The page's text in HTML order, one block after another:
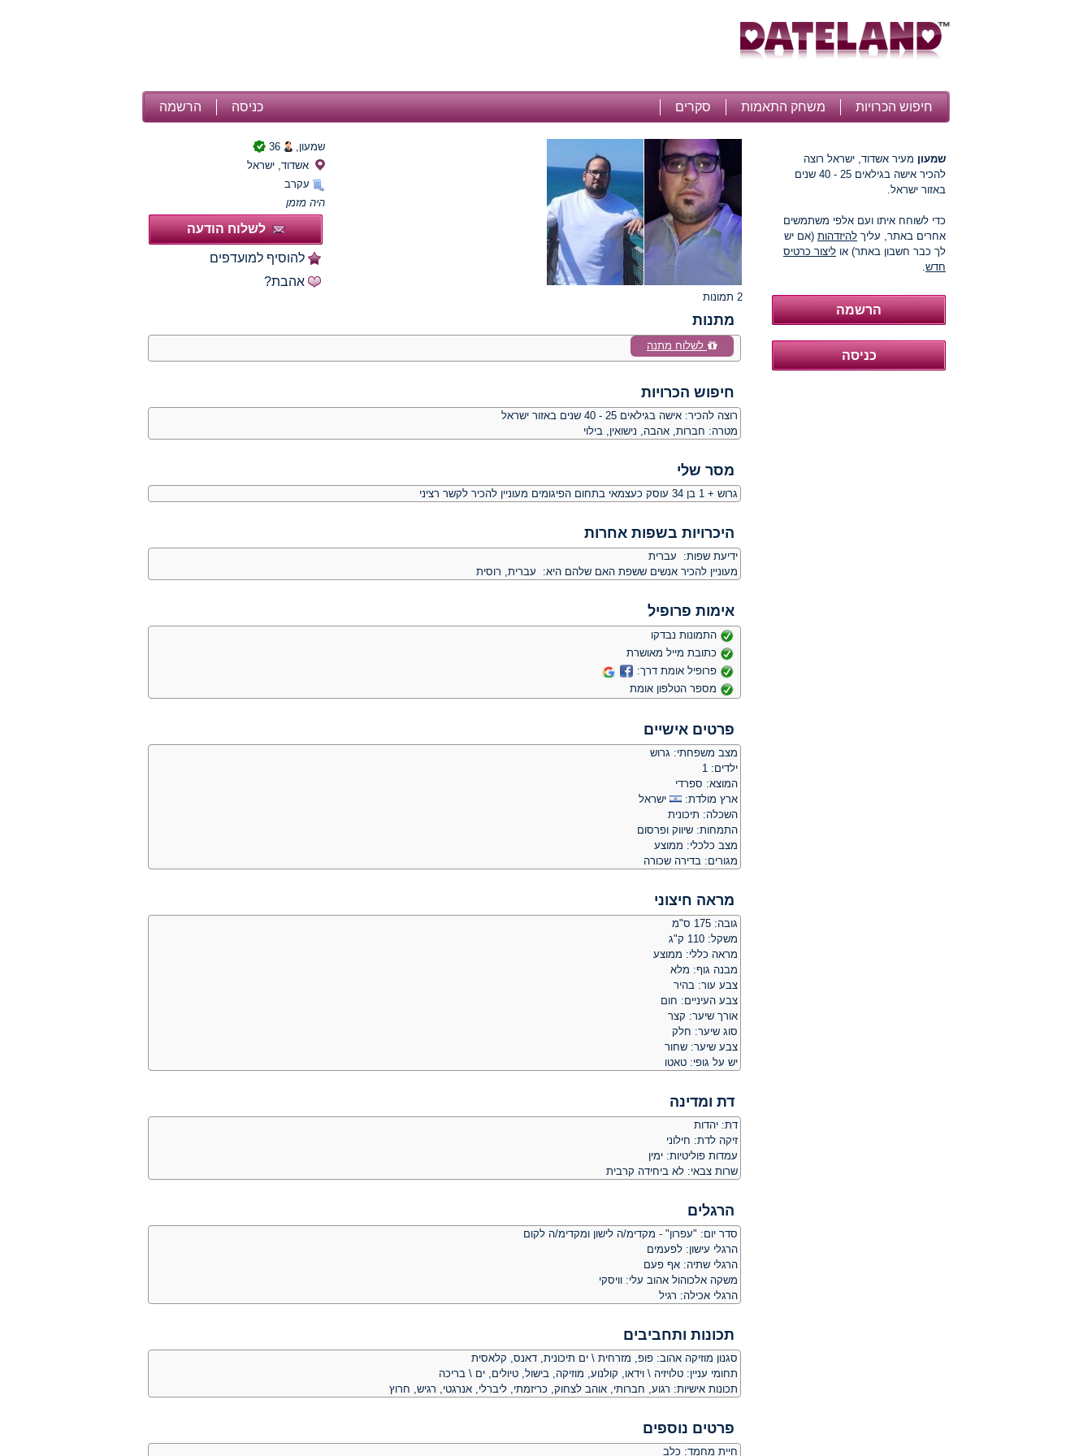
חיפוש הכרויות משחק התאמות סקרים הרשמה כניסה
שמעון מעיר אשדוד, ישראל רוצה
להכיר אישה בגילאים 25 - 40 שנים
באזור ישראל.
כדי לשוחח איתו ועם אלפי משתמשים
אחרים באתר, עליך להיזדהות (אם יש
לך כבר חשבון באתר) או ליצור כרטיס
חדש.
2 תמונות
שמעון,
36
אשדוד, ישראל
עקרב
היה מזמן
לשלוח הודעה
להוסיף למועדפים
אהבת?
מתנות
לשלוח מתנה
חיפוש הכרויות
רוצה להכיר: אישה בגילאים 25 - 40 שנים באזור ישראל
מטרה: חברות, אהבה, נישואין, בילוי
מסר שלי
גרוש + 1 בן 34 עוסק כעצמאי בתחום הפיגומים מעוניין להכיר לקשר רציני
היכרויות בשפות אחרות
ידיעת שפות: עברית
מעוניין להכיר אנשים ששפת האם שלהם היא: עברית, רוסית
אימות פרופיל
התמונות נבדקו
כתובת מייל מאושרת
פרופיל אומת דרך:
מספר הטלפון אומת
פרטים אישיים
מצב משפחתי: גרוש
ילדים: 1
המוצא: ספרדי
ארץ מולדת:
ישראל
השכלה: תיכונית
התמחות: שיווק ופרסום
מצב כלכלי: ממוצע
מגורים: בדירה שכורה
מראה חיצוני
גובה: 175 ס"מ
משקל: 110 ק"ג
מראה כללי: ממוצע
מבנה גוף: מלא
צבע עור: בהיר
צבע העיניים: חום
אורך שיער: קצר
סוג שיער: חלק
צבע שיער: שחור
יש על גופי: טאטו
דת ומדינה
דת: יהדות
זיקה לדת: חילוני
עמדות פוליטיות: ימין
שרות צבאי: לא ביחידה קרבית
הרגלים
סדר יום: "עפרון" - מקדימ/ה לישון ומקדימ/ה לקום
הרגלי עישון: לפעמים
הרגלי שתיה: אף פעם
משקה אלכוהול אהוב עלי: וויסקי
הרגלי אכילה: רגיל
תכונות ותחביבים
סגנון מוזיקה אהוב: פופ, מזרחית \ ים תיכונית, דאנס, קלאסית
תחומי עניין: טלויזיה \ וידאו, קולנוע, מוזיקה, בישול, טיולים, ים \ בריכה
תכונות אישיות: רגוע, חברותי, אוהב לצחוק, כריזמתי, ליברלי, אנרגטי, רגיש, חרוץ
פרטים נוספים
חיית מחמד: כלב